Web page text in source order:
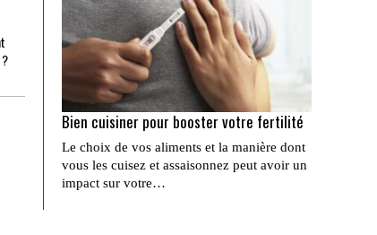
Bien cuisiner pour booster votre fertilité
Le choix de vos aliments et la manière dont
vous les cuisez et assaisonnez peut avoir un
impact sur votre…